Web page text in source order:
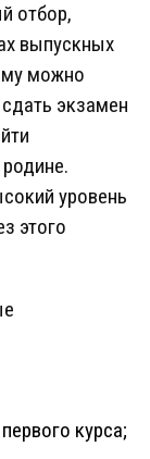
отбор,
выпускных
можно
экзамен
уровень
этого
курса;